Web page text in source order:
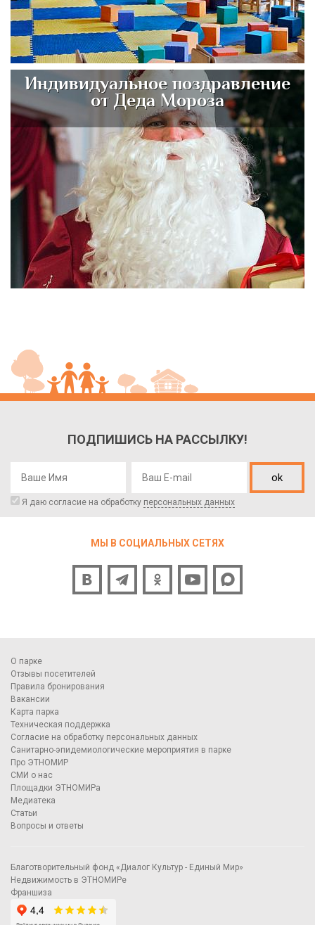
Индивидуальное поздравление
от Деда Мороза
ПОДПИШИСЬ НА РАССЫЛКУ!
ok
Я даю согласие на обработку персональных данных
МЫ В СОЦИАЛЬНЫХ СЕТЯХ
О парке
Отзывы посетителей
Правила бронирования
Вакансии
Карта парка
Техническая поддержка
Согласие на обработку персональных данных
Санитарно-эпидемиологические мероприятия в парке
Про ЭТНОМИР
СМИ о нас
Площадки ЭТНОМИРа
Медиатека
Статьи
Вопросы и ответы
Благотворительный фонд «Диалог Культур - Единый Мир»
Недвижимость в ЭТНОМИРе
Франшиза